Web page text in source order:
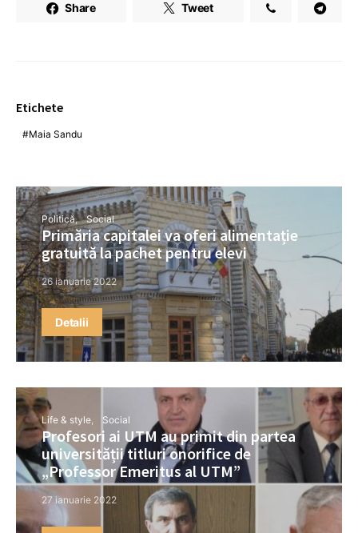
Share Tweet
Etichete
Maia Sandu
Politică Social
Primăria capitalei va oferi alimentație
gratuită la pachet pentru elevi
26 ianuarie 2022
Detalii
Life & style Social
Profesori ai UTM au primit din partea
universității titluri onorifice de
„Professor Emeritus al UTM”
27 ianuarie 2022